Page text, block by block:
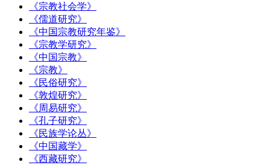
《宗教社会学》
《儒道研究》
《中国宗教研究年鉴》
《宗教学研究》
《中国宗教》
《宗教》
《民俗研究》
《敦煌研究》
《周易研究》
《孔子研究》
《民族学论丛》
《中国藏学》
《西藏研究》